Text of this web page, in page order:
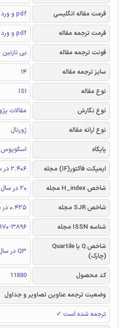
فرمت مقاله انگلیسی
pdf و ورد تایپ شده با قابلیت ویرایش
فرمت ترجمه مقاله
pdf و ورد تایپ شده با قابلیت ویرایش
فونت ترجمه مقاله
بی نازنین
سایز ترجمه مقاله
14
نوع مقاله
ISI
نوع نگارش
مقالات
نوع ارائه مقاله
ژورنال
پایگاه
اسکوپوس
ایمپکت فاکتور(IF) مجله
2.406 در سال 2020
شاخص H_index مجله
20 در سال 2021
شاخص SJR مجله
0.425 در سال 2020
شناسه ISSN مجله
3896
شاخص Q یا Quartile
(چارک)
Q3 در سال 2020
کد محصول
11880
وضعیت ترجمه عناوین تصاویر و جداول
ترجمه شده است ✓